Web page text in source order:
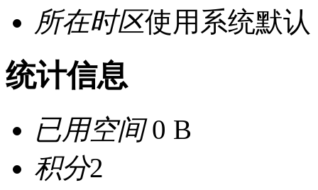
所在时区使用系统默认
统计信息
已用空间0 B
积分2